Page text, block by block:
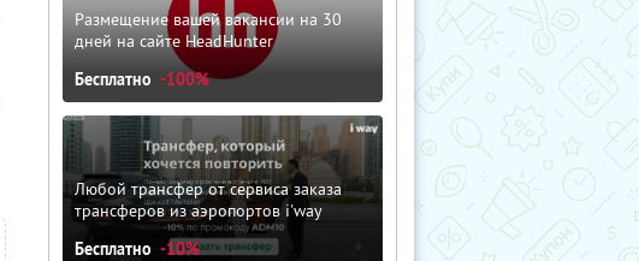
Размещение вашей вакансии на 30
дней на сайте HeadHunter
Бесплатно -100%
Любой трансфер от сервиса заказа
трансферов из аэропортов i'way
Бесплатно -10%